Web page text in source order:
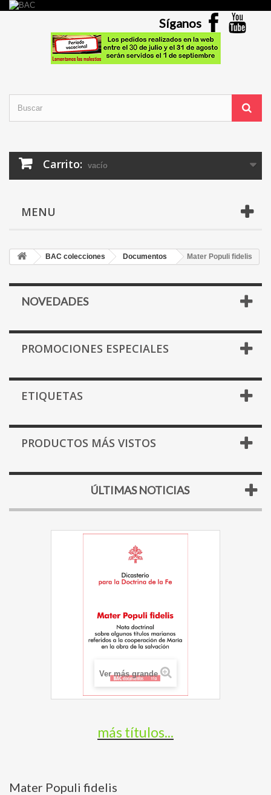
Síganos
Carrito: vacío
MENU
BAC colecciones Documentos Mater Populi fidelis
NOVEDADES
PROMOCIONES ESPECIALES
ETIQUETAS
PRODUCTOS MÁS VISTOS
ÚLTIMAS NOTICIAS
Ver más grande
más títulos...
Mater Populi fidelis